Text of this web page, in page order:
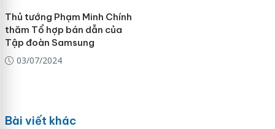
Thủ tướng Phạm Minh Chính
thăm Tổ hợp bán dẫn của
Tập đoàn Samsung
03/07/2024
Bài viết khác